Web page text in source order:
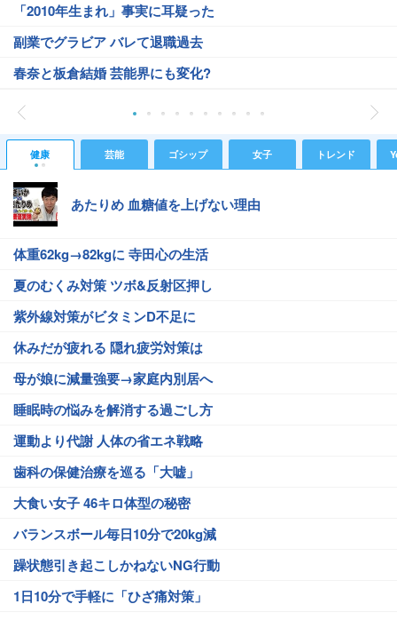
「2010年生まれ」事実に耳疑った
副業でグラビア バレて退職過去
春奈と板倉結婚 芸能界にも変化?
健康 芸能 ゴシップ 女子 トレンド
あたりめ 血糖値を上げない理由
体重62kg→82kgに 寺田心の生活
夏のむくみ対策 ツボ&反射区押し
紫外線対策がビタミンD不足に
休みだが疲れる 隠れ疲労対策は
母が娘に減量強要→家庭内別居へ
睡眠時の悩みを解消する過ごし方
運動より代謝 人体の省エネ戦略
歯科の保健治療を巡る「大嘘」
大食い女子 46キロ体型の秘密
バランスボール毎日10分で20kg減
躁状態引き起こしかねないNG行動
1日10分で手軽に「ひざ痛対策」